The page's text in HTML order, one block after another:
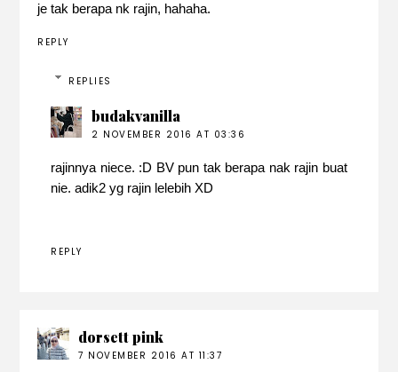
je tak berapa nk rajin, hahaha.
REPLY
REPLIES
budakvanilla
2 NOVEMBER 2016 AT 03:36
rajinnya niece. :D BV pun tak berapa nak rajin buat
nie. adik2 yg rajin lelebih XD
REPLY
dorsett pink
7 NOVEMBER 2016 AT 11:37